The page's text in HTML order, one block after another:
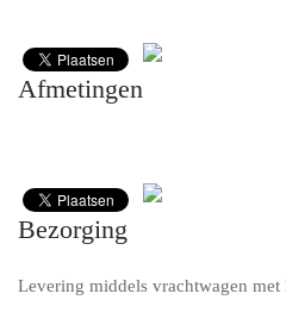
Afmetingen
Bezorging
Levering middels vrachtwagen met